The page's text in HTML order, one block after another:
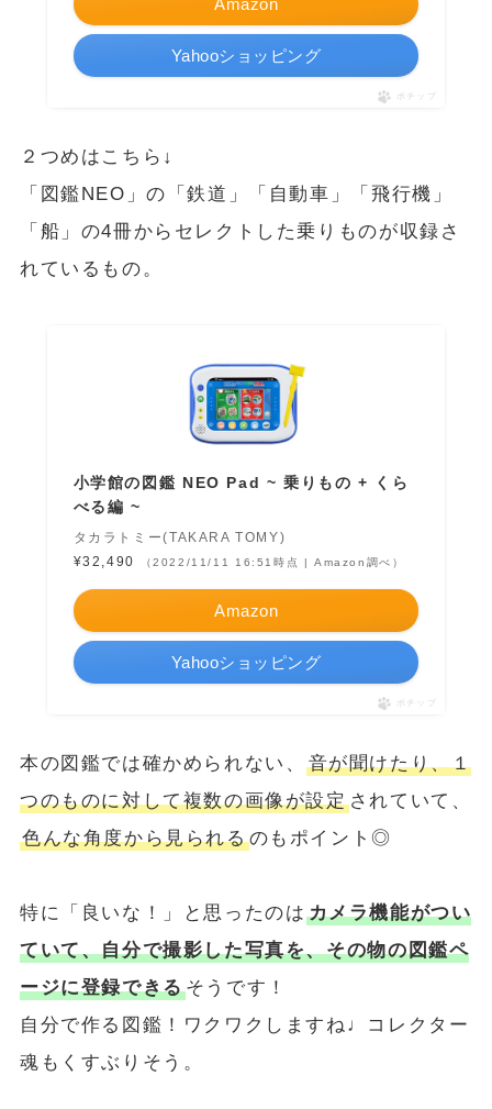
Amazon
Yahooショッピング
ポチップ
２つめはこちら↓
「図鑑NEO」の「鉄道」「自動車」「飛行機」
「船」の4冊からセレクトした乗りものが収録さ
れているもの。
小学館の図鑑 NEO Pad ~ 乗りもの + くら
べる編 ~
タカラトミー(TAKARA TOMY)
¥32,490
（2022/11/11 16:51時点 | Amazon調べ）
Amazon
Yahooショッピング
ポチップ
本の図鑑では確かめられない、
音が聞けたり、１
つのものに対して複数の画像が設定されていて、
色んな角度から見られるのもポイント◎
特に「良いな！」と思ったのは カメラ機能がつい
ていて、自分で撮影した写真を、その物の図鑑ペ
ージに登録できるそうです！
自分で作る図鑑！ワクワクしますね♩コレクター
魂もくすぶりそう。